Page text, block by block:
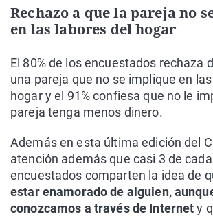
Rechazo a que la pareja no
en las labores del hogar
El 80% de los encuestados rechaza
una pareja que no se implique en las
hogar y el 91% confiesa que no le
pareja tenga menos dinero.
Además en esta última edición del
atención además que casi 3 de
encuestados comparten la idea de
estar enamorado de alguien,
conozcamos a través de Internety